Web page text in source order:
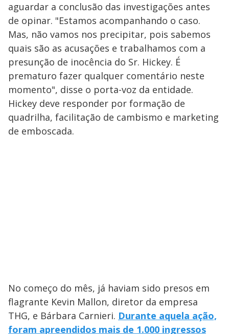
aguardar a conclusão das investigações antes
de opinar. "Estamos acompanhando o caso.
Mas, não vamos nos precipitar, pois sabemos
quais são as acusações e trabalhamos com a
presunção de inocência do Sr. Hickey. É
prematuro fazer qualquer comentário neste
momento", disse o porta-voz da entidade.
Hickey deve responder por formação de
quadrilha, facilitação de cambismo e marketing
de emboscada.
No começo do mês, já haviam sido presos em
flagrante Kevin Mallon, diretor da empresa
THG, e Bárbara Carnieri. Durante aquela ação,
foram apreendidos mais de 1.000 ingressos